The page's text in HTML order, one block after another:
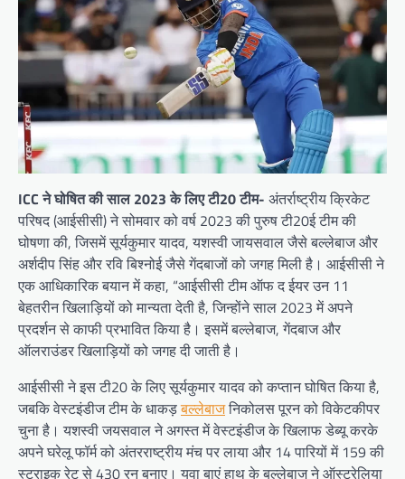
ICC ने घोषित की साल 2023 के लिए टी20 टीम- अंतर्राष्ट्रीय क्रिकेट
परिषद (आईसीसी) ने सोमवार को वर्ष 2023 की पुरुष टी20ई टीम की
घोषणा की, जिसमें सूर्यकुमार यादव, यशस्वी जायसवाल जैसे बल्लेबाज और
अर्शदीप सिंह और रवि बिश्नोई जैसे गेंदबाजों को जगह मिली है। आईसीसी ने
एक आधिकारिक बयान में कहा, “आईसीसी टीम ऑफ द ईयर उन 11
बेहतरीन खिलाड़ियों को मान्यता देती है, जिन्होंने साल 2023 में अपने
प्रदर्शन से काफी प्रभावित किया है। इसमें बल्लेबाज, गेंदबाज और
ऑलराउंडर खिलाड़ियों को जगह दी जाती है।
आईसीसी ने इस टी20 के लिए सूर्यकुमार यादव को कप्तान घोषित किया है,
जबकि वेस्टइंडीज टीम के धाकड़बल्लेबाजनिकोलस पूरन को विकेटकीपर
चुना है। यशस्वी जयसवाल ने अगस्त में वेस्टइंडीज के खिलाफ डेब्यू करके
अपने घरेलू फॉर्म को अंतरराष्ट्रीय मंच पर लाया और 14 पारियों में 159 की
स्ट्राइक रेट से 430 रन बनाए। युवा बाएं हाथ के बल्लेबाज ने ऑस्ट्रेलिया